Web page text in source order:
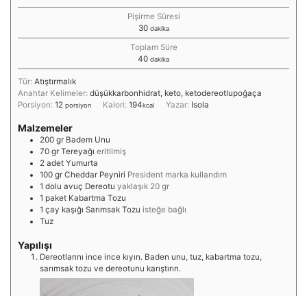
Pişirme Süresi
30 dakika
Toplam Süre
40 dakika
Tür: Atıştırmalık
Anahtar Kelimeler: düşükkarbonhidrat, keto, ketodereotlupoğaça
Porsiyon: 12 porsiyon Kalori:194kcal Yazar: Isola
Malzemeler
200 gr Badem Unu
70 gr Tereyağı eritilmiş
2 adet Yumurta
100 gr Cheddar Peyniri President marka kullandım
1 dolu avuç Dereotu yaklaşık 20 gr
1 paket Kabartma Tozu
1 çay kaşığı Sarımsak Tozu isteğe bağlı
Tuz
Yapılışı
Dereotlarını ince ince kıyın. Baden unu, tuz, kabartma tozu,
sarımsak tozu ve dereotunu karıştırın.